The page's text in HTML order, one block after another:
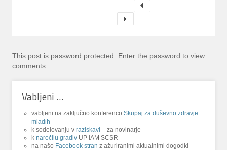
This post is password protected. Enter the password to view
comments.
Vabljeni …
vabljeni na zaključno konferencoSkupaj za duševno zdravje
mladih
k sodelovanju vraziskavi – za novinarje
knaročilu gradiv UP IAM SCSR
na našo Facebook stran z ažuriranimi aktualnimi dogodki